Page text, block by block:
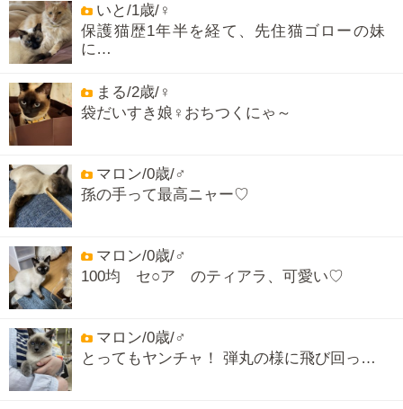
いと/1歳/♀
保護猫歴1年半を経て、先住猫ゴローの妹
に…
まる/2歳/♀
袋だいすき娘♀️おちつくにゃ～
マロン/0歳/♂
孫の手って最高ニャー♡
マロン/0歳/♂
100均 セ○ア のティアラ、可愛い♡
マロン/0歳/♂
とってもヤンチャ！ 弾丸の様に飛び回っ…